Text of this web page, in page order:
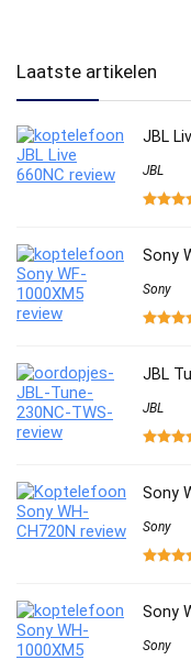
Laatste artikelen
JBL
JBL
Sony
Sony
JBL
JBL
Sony
Sony
Sony
Sony